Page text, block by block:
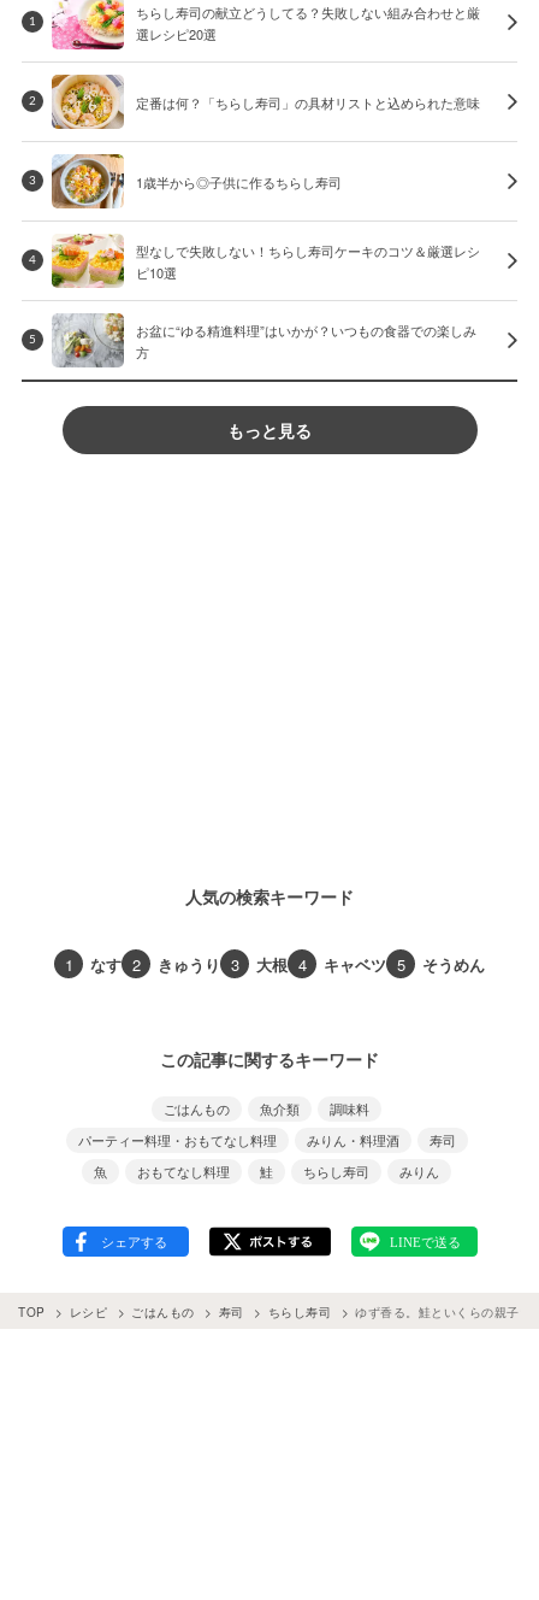
1
ちらし寿司の献立どうしてる？失敗しない組み合わせと厳
選レシピ20選
2 定番は何？「ちらし寿司」の具材リストと込められた意味
3 1歳半から◎子供に作るちらし寿司
4
型なしで失敗しない！ちらし寿司ケーキのコツ＆厳選レシ
ピ10選
5
お盆に“ゆる精進料理”はいかが？いつもの食器での楽しみ
方
もっと見る
人気の検索キーワード
1 なす 2 きゅうり 3 大根 4 キャベツ 5 そうめん
この記事に関するキーワード
ごはんもの 魚介類
調味料
パーティー料理・おもてなし料理
みりん・料理酒
寿司
魚
おもてなし料理 鮭 ちらし寿司 みりん
TOP レシピ ごはんもの 寿司 ちらし寿司 ゆず香る。鮭といくらの親子ち